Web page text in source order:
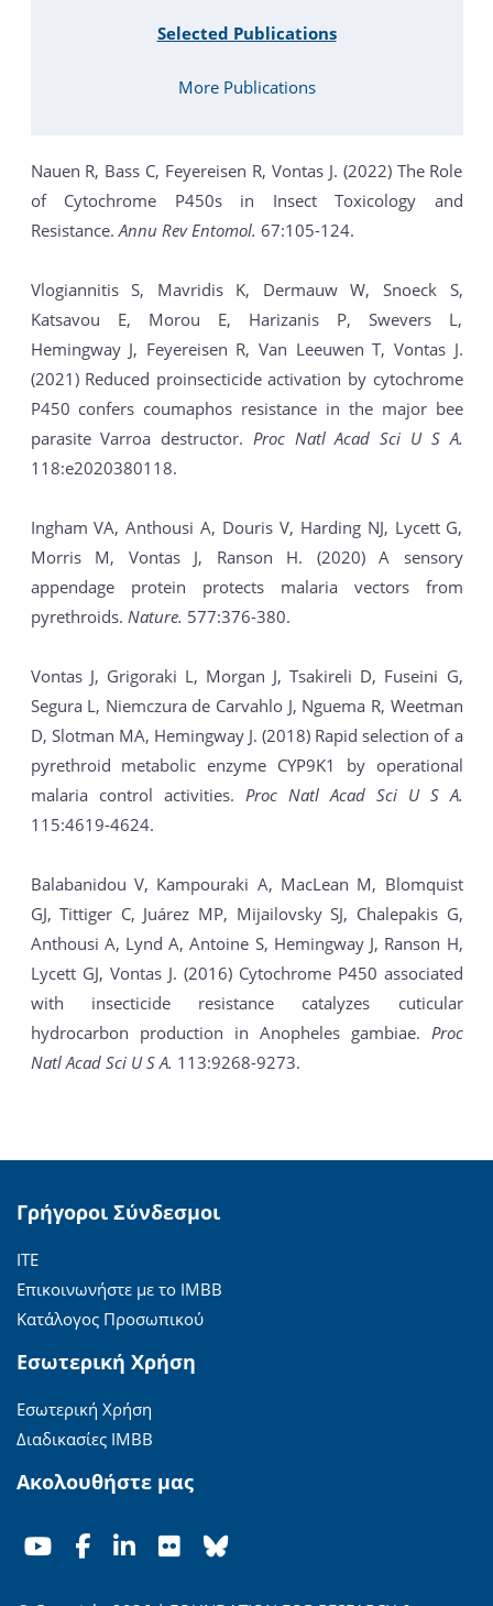
Selected Publications
More Publications
Nauen R, Bass C, Feyereisen R, Vontas J. (2022) The Role
of Cytochrome P450s in Insect Toxicology and
Resistance. Annu Rev Entomol. 67:105-124.
Vlogiannitis S, Mavridis K, Dermauw W, Snoeck S,
Katsavou E, Morou E, Harizanis P, Swevers L,
Hemingway J, Feyereisen R, Van Leeuwen T, Vontas J.
(2021) Reduced proinsecticide activation by cytochrome
P450 confers coumaphos resistance in the major bee
parasite Varroa destructor. Proc Natl Acad Sci U S A.
118:e2020380118.
Ingham VA, Anthousi A, Douris V, Harding NJ, Lycett G,
Morris M, Vontas J, Ranson H. (2020) A sensory
appendage protein protects malaria vectors from
pyrethroids. Nature. 577:376-380.
Vontas J, Grigoraki L, Morgan J, Tsakireli D, Fuseini G,
Segura L, Niemczura de Carvahlo J, Nguema R, Weetman
D, Slotman MA, Hemingway J. (2018) Rapid selection of a
pyrethroid metabolic enzyme CYP9K1 by operational
malaria control activities. Proc Natl Acad Sci U S A.
115:4619-4624.
Balabanidou V, Kampouraki A, MacLean M, Blomquist
GJ, Tittiger C, Juárez MP, Mijailovsky SJ, Chalepakis G,
Anthousi A, Lynd A, Antoine S, Hemingway J, Ranson H,
Lycett GJ, Vontas J. (2016) Cytochrome P450 associated
with insecticide resistance catalyzes cuticular
hydrocarbon production in Anopheles gambiae. Proc
Natl Acad Sci U S A. 113:9268-9273.
Γρήγοροι Σύνδεσμοι
ΙΤΕ
Επικοινωνήστε με το ΙΜΒΒ
Κατάλογος Προσωπικού
Εσωτερική Χρήση
Εσωτερική Χρήση
Διαδικασίες ΙΜΒΒ
Ακολουθήστε μας